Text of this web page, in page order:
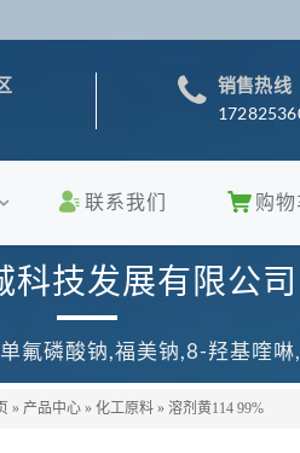
销售热线
联系我们 购物
科技发展有限公司
氟磷酸钠,福美钠,8-羟基喹
» 产品中心 » 化工原料 » 溶剂黄114 99%